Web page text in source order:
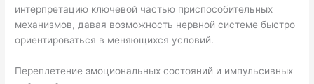
интерпретацию ключевой частью приспособительных
механизмов, давая возможность нервной системе быстро
ориентироваться в меняющихся условий.
Переплетение эмоциональных состояний и импульсивных